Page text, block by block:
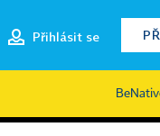
Přihlásit se